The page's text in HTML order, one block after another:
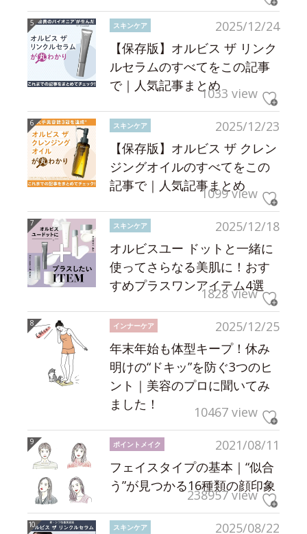
2025/12/24
スキンケア
【保存版】オルビス ザ リンク
ルセラムのすべてをこの記事
で｜人気記事まとめ1033 view
2025/12/23
スキンケア
【保存版】オルビス ザ クレン
ジングオイルのすべてをこの
記事で｜人気記事まとめ
1099 view
2025/12/18
スキンケア
オルビスユー ドットと一緒に
使ってさらなる美肌に！おす
すめプラスワンアイテム4選
1828 view
2025/12/25
インナーケア
年末年始も体型キープ！休み
明けの“ドキッ”を防ぐ3つのヒ
ント｜美容のプロに聞いてみ
ました！
10467 view
2021/08/11
ポイントメイク
フェイスタイプの基本｜“似合
う”が見つかる16種類の顔印象
238957 view
2025/08/22
スキンケア